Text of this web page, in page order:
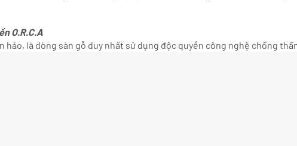
O.R.C.A
là dòng sàn gỗ duy nhất sử dụng độc quyền công nghệ chống